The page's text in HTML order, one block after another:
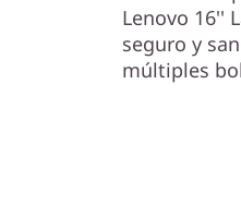
Lenovo 16''
seguro y
múltiples